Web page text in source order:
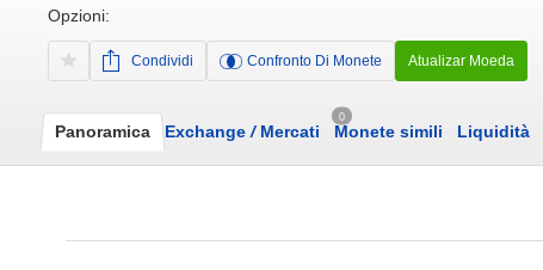
Opzioni:
Condividi Confronto Di Monete Atualizar Moeda
Panoramica Exchange /Mercati
0
Monete simili Liquidità